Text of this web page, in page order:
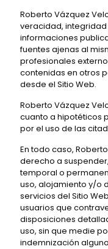
Roberto Vázquez
veracidad,
informaciones
fuentes ajenas al
profesionales
contenidas en otros
desde el Sitio Web.
Roberto Vázquez
cuanto a hipotéticos
por el uso de las
En todo caso,
derecho a
temporal o
uso, alojamiento y/o
servicios del Sitio
usuarios que
disposiciones
uso, sin que medie
indemnización